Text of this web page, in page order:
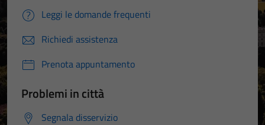
Leggi le domande frequenti
Richiedi assistenza
Prenota appuntamento
Problemi in città
Segnala disservizio